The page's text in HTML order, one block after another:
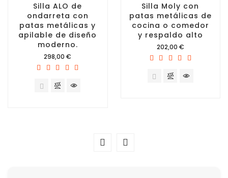
Silla ALO de
ondarreta con
patas metálicas y
apilable de diseño
moderno.
Precio
298,00 €
Silla Moly con
patas metálicas de
cocina o comedor
y respaldo alto
Precio
202,00 €